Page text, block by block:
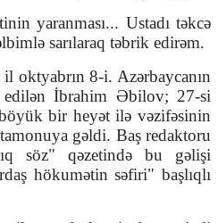
yaranması... Ustadı təkcə
sarılaraq təbrik edirəm.
oktyabrın 8-i. Azərbaycanın
İbrahim Əbilov; 27-si
bir heyət ilə vəzifəsinin
gəldi. Baş redaktoru
söz" qəzetində bu gəlişi
hökumətin səfiri" başlıqlı